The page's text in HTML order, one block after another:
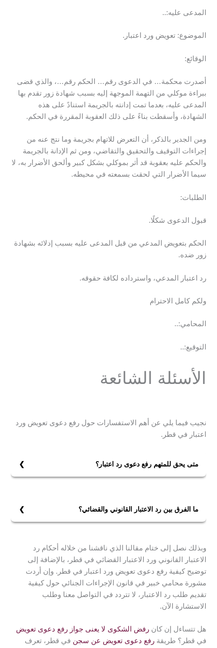
المدعى عليه:..
الموضوع: تعويض ورد اعتبار.
الوقائع:
أصدرت محكمة… في الدعوى رقم… الحكم رقم…، والذي قضى
ببراءة موكلي من التهمة الموجهة إليه بسبب شهادة زور تقدم بها
المدعى عليه، بعدما تمت إدانته بالجريمة استنادً على هذه
الشهادة، وأسقطت بناءً على ذلك العقوبة المقررة في الحكم.
ومن الجدير بالذكر، أن التعرض للاتهام بجريمة وما نتج عنه من
إجراءات التوقيف والتحقيق والتقاضي، ومن ثم الإدانة بالجريمة
والحكم عليه بعقوبة قد أثر بموكلي بشكل كبير وألحق الأضرار به، لا
سيما الأضرار التي لحقت بسمعته في محيطه.
الطلبات:
قبول الدعوى شكلًا.
الحكم بتعويض المدعي من قبل المدعى عليه بسبب إدلائه بشهادة
زور ضده.
رد اعتبار المدعي، واسترداده لكافة حقوقه.
ولكم كامل الاحترام
المحامي:..
التوقيع:..
الأسئلة الشائعة
نجيب فيما يلي عن أهم الاستفسارات حول رفع دعوى تعويض ورد
اعتبار في قطر.
متى يحق للمتهم رفع دعوى رد اعتبار؟
جناية، والمدة المحددة لطلب رد الاعتبار والتي يشترط فيها
ما الفرق بين رد الاعتبار القانوني والقضائي؟
المحكوم عليه حكم بعقوبة جنحة أو جناية، بعد انقضاء مدة
محددة من تنفيذ العقوبة، أو سقوطها بمضي المدة، أو العفو
عنها، بينما يتطلب رد الاعتبار القضائي تقديم طلب وصدور
حكم من محكمة الجنايات برد الاعتبار.
وبذلك نصل إلى ختام مقالنا الذي ناقشنا من خلاله أحكام رد
الاعتبار القانوني ورد الاعتبار القضائي في قطر، بالإضافة إلى
توضيح كيفية رفع دعوى تعويض ورد اعتبار في قطر. وإن أردت
مشورة محامي خبير في قانون الإجراءات الجنائي حول كيفية
تقديم طلب رد الاعتبار، لا تتردد في التواصل معنا وطلب
الاستشارة الآن.
هل تتساءل إن كانرفض الشكوى لا يعنى جواز رفع دعوى تعويض
في قطر؟ طريقةرفع دعوى تعويض عن سجن في قطر، تعرف